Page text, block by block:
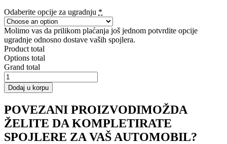
Odaberite opcije za ugradnju *
Molimo vas da prilikom plaćanja još jednom potvrdite opcije
ugradnje odnosno dostave vaših spojlera.
Product total
Options total
Grand total
Front
Splitter
Ford
Mk7
količina
Dodaj u korpu
POVEZANI PROIZVODIMOŽDA
ŽELITE DA KOMPLETIRATE
SPOJLERE ZA VAŠ AUTOMOBIL?